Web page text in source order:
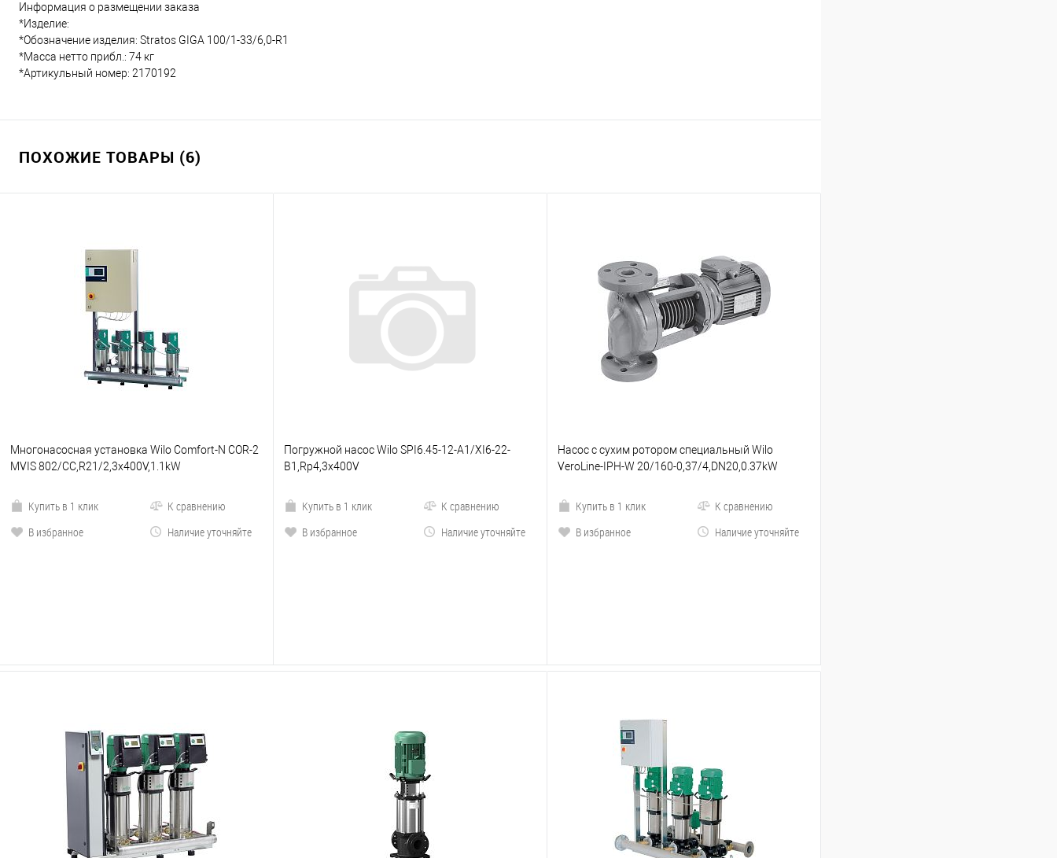
Информация о размещении заказа
*Изделие:
*Обозначение изделия: Stratos GIGA 100/1-33/6,0-R1
*Масса нетто прибл.: 74 кг
*Артикульный номер: 2170192
ПОХОЖИЕ ТОВАРЫ (6)
Многонасосная установка Wilo Comfort-N COR-2
MVIS 802/CC,R21/2,3x400V,1.1kW
Купить в 1 клик
К сравнению
В избранное
Наличие уточняйте
Погружной насос Wilo SPI6.45-12-A1/XI6-22-
B1,Rp4,3x400V
Купить в 1 клик
К сравнению
В избранное
Наличие уточняйте
Насос с сухим ротором специальный Wilo
VeroLine-IPH-W 20/160-0,37/4,DN20,0.37kW
Купить в 1 клик
К сравнению
В избранное
Наличие уточняйте